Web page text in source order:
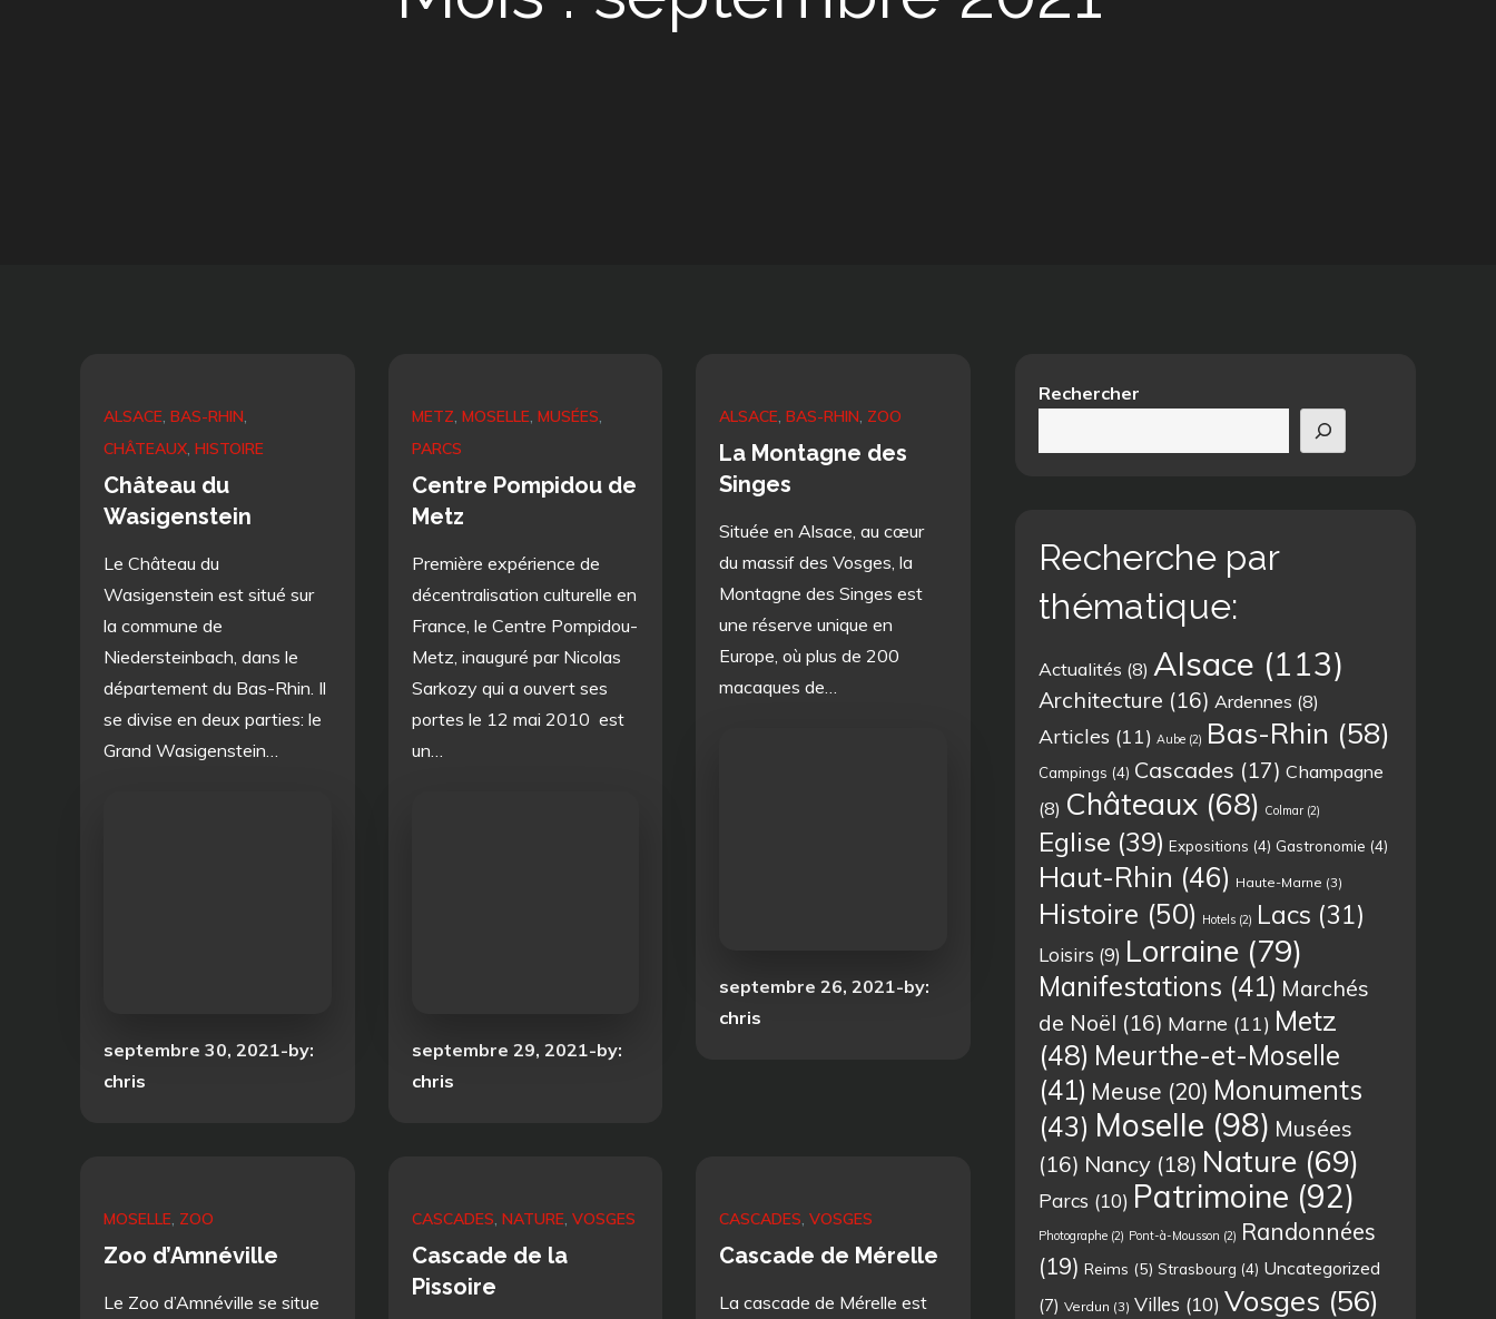
ALSACE BAS-RHIN
CHÂTEAUX HISTOIRE
Château du
Wasigenstein
Le Château du
Wasigenstein est situé sur
la commune de
Niedersteinbach, dans le
département du Bas-Rhin. Il
se divise en deux parties: le
Grand Wasigenstein…
Posted
on
septembre 30, 2021 by:
chris
METZ MOSELLE MUSÉES
PARCS
Centre Pompidou de
Metz
Première expérience de
décentralisation culturelle en
France, le Centre Pompidou-
Metz, inauguré par Nicolas
Sarkozy qui a ouvert ses
portes le 12 mai 2010 est
un…
Posted
on
septembre 29, 2021 by:
chris
ALSACE BAS-RHIN ZOO
La Montagne des
Singes
Située en Alsace, au cœur
du massif des Vosges, la
Montagne des Singes est
une réserve unique en
Europe, où plus de 200
macaques de…
Posted
on
septembre 26, 2021 by:
chris
MOSELLE ZOO
Zoo d’Amnéville
Le Zoo d’Amnéville se situe
CASCADES NATURE VOSGES
Cascade de la
Pissoire
CASCADES VOSGES
Cascade de Mérelle
La cascade de Mérelle est
Rechercher
Recherche par
thématique:
Actualités (8) Alsace (113)
Architecture (16) Ardennes (8)
Articles (11) Aube (2) Bas-Rhin (58)
Campings (4) Cascades (17) Champagne
(8) Châteaux (68) Colmar (2)
Eglise (39) Expositions (4) Gastronomie (4)
Haut-Rhin (46) Haute-Marne (3)
Histoire (50) Hotels (2) Lacs (31)
Loisirs (9) Lorraine (79)
Manifestations (41) Marchés
de Noël (16) Marne (11) Metz
(48) Meurthe-et-Moselle
(41) Meuse (20) Monuments
(43) Moselle (98) Musées
(16) Nancy (18) Nature (69)
Parcs (10) Patrimoine (92)
Photographe (2) Pont-à-Mousson (2) Randonnées
(19) Reims (5) Strasbourg (4) Uncategorized
(7) Verdun (3) Villes (10) Vosges (56)